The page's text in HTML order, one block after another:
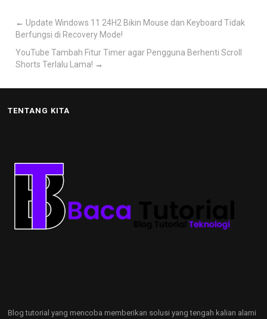
← Update Windows 11 24H2 Bikin Mouse dan Keyboard Tidak
Berfungsi di Recovery Mode!
YouTube Tambah Fitur Timer agar Pengguna Berhenti Scroll
Shorts Terlalu Lama! →
TENTANG KITA
Blog tutorial yang mencoba memberikan solusi yang tengah kalian alami